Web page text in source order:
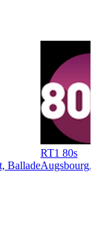
Ballade
RT1 80s
Augsbourg,